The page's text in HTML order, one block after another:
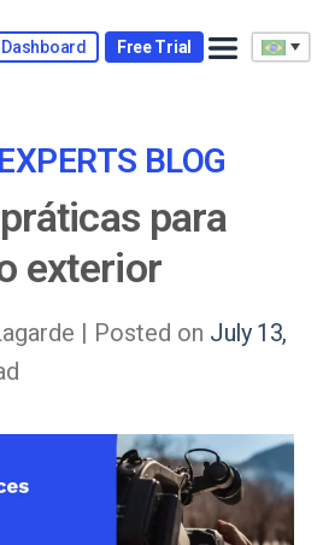
Dashboard Free Trial
BLOG
para
exterior
| Posted on July 13,